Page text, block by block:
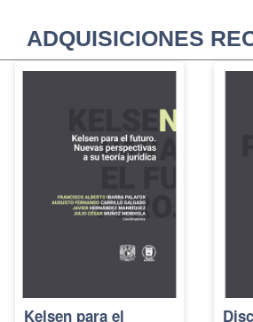
ADQUISICIONES
Kelsen para el